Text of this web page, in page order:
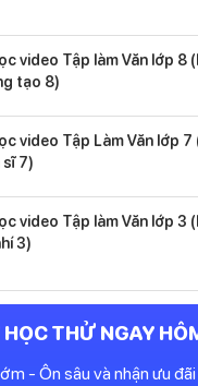
video Tập làm Văn lớp 8
tạo 8)
video Tập Làm Văn lớp 7
7)
video Tập làm Văn lớp 3
3)
THỬ NGAY
- Ôn sâu và nhận ưu